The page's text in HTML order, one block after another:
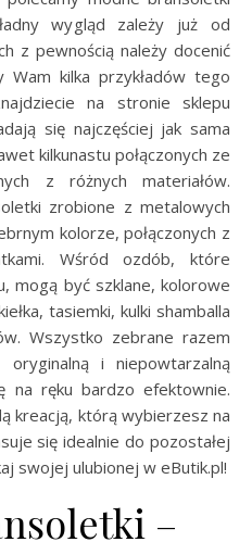
wygląd zależy już od
z pewnością należy docenić
Wam kilka przykładów tego
na stronie sklepu
się najczęściej jak sama
kilkunastu połączonych ze
z różnych materiałów.
zrobione z metalowych
kolorze, połączonych z
Wśród ozdób, które
mogą być szklane, kolorowe
tasiemki, kulki shamballa
Wszystko zebrane razem
i niepowtarzalną
na ręku bardzo efektownie.
kreacją, którą wybierzesz na
się idealnie do pozostałej
swojej ulubionej w eButik.pl!
–